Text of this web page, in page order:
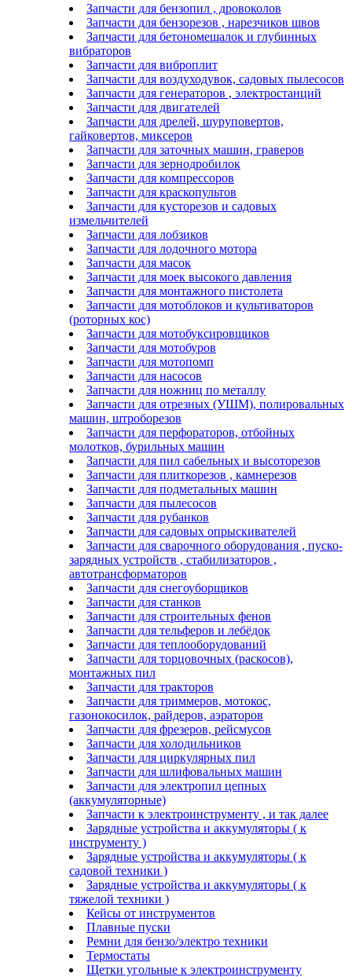
Запчасти для бензопил , дровоколов
Запчасти для бензорезов , нарезчиков швов
Запчасти для бетономешалок и глубинных
вибраторов
Запчасти для виброплит
Запчасти для воздуходувок, садовых пылесосов
Запчасти для генераторов , электростанций
Запчасти для двигателей
Запчасти для дрелей, шуруповертов,
гайковертов, миксеров
Запчасти для заточных машин, граверов
Запчасти для зернодробилок
Запчасти для компрессоров
Запчасти для краскопультов
Запчасти для кусторезов и садовых
измельчителей
Запчасти для лобзиков
Запчасти для лодочного мотора
Запчасти для масок
Запчасти для моек высокого давления
Запчасти для монтажного пистолета
Запчасти для мотоблоков и культиваторов
(роторных кос)
Запчасти для мотобуксировщиков
Запчасти для мотобуров
Запчасти для мотопомп
Запчасти для насосов
Запчасти для ножниц по металлу
Запчасти для отрезных (УШМ), полировальных
машин, штроборезов
Запчасти для перфораторов, отбойных
молотков, бурильных машин
Запчасти для пил сабельных и высоторезов
Запчасти для плиткорезов , камнерезов
Запчасти для подметальных машин
Запчасти для пылесосов
Запчасти для рубанков
Запчасти для садовых опрыскивателей
Запчасти для сварочного оборудования , пуско-
зарядных устройств , стабилизаторов ,
автотрансформаторов
Запчасти для снегоуборщиков
Запчасти для станков
Запчасти для строительных фенов
Запчасти для тельферов и лебёдок
Запчасти для теплооборудований
Запчасти для торцовочных (раскосов),
монтажных пил
Запчасти для тракторов
Запчасти для триммеров, мотокос,
газонокосилок, райдеров, аэраторов
Запчасти для фрезеров, рейсмусов
Запчасти для холодильников
Запчасти для циркулярных пил
Запчасти для шлифовальных машин
Запчасти для электропил цепных
(аккумуляторные)
Запчасти к электроинструменту , и так далее
Зарядные устройства и аккумуляторы ( к
инструменту )
Зарядные устройства и аккумуляторы ( к
садовой техники )
Зарядные устройства и аккумуляторы ( к
тяжелой техники )
Кейсы от инструментов
Плавные пуски
Ремни для бензо/электро техники
Термостаты
Щетки угольные к электроинструменту